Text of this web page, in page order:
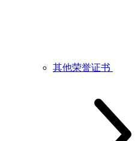
其他荣誉证书